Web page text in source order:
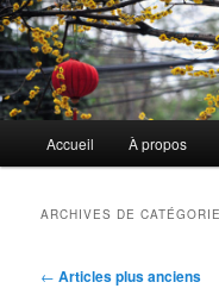
principal
Accueil À propos
ARCHIVES DE
Navigation
← Articles plus anciens